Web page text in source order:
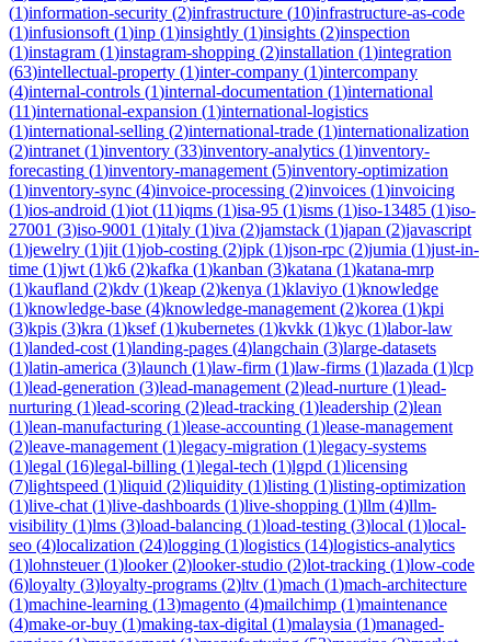
(1)information-security (2)infrastructure (10)infrastructure-as-code
(1)infusionsoft (1)inp (1)insightly (1)insights (2)inspection
(1)instagram (1)instagram-shopping (2)installation (1)integration
(63)intellectual-property (1)inter-company (1)intercompany
(4)internal-controls (1)internal-documentation (1)international
(11)international-expansion (1)international-logistics
(1)international-selling (2)international-trade (1)internationalization
(2)intranet (1)inventory (33)inventory-analytics (1)inventory-
forecasting (1)inventory-management (5)inventory-optimization
(1)inventory-sync (4)invoice-processing (2)invoices (1)invoicing
(1)ios-android (1)iot (11)iqms (1)isa-95 (1)isms (1)iso-13485 (1)iso-
27001 (3)iso-9001 (1)italy (1)iva (2)jamstack (1)japan (2)javascript
(1)jewelry (1)jit (1)job-costing (2)jpk (1)json-rpc (2)jumia (1)just-in-
time (1)jwt (1)k6 (2)kafka (1)kanban (3)katana (1)katana-mrp
(1)kaufland (2)kdv (1)keap (2)kenya (1)klaviyo (1)knowledge
(1)knowledge-base (4)knowledge-management (2)korea (1)kpi
(3)kpis (3)kra (1)ksef(1)kubernetes (1)kvkk (1)kyc (1)labor-law
(1)landed-cost (1)landing-pages (4)langchain (3)large-datasets
(1)latin-america (3)launch (1)law-firm (1)law-firms (1)lazada (1)lcp
(1)lead-generation (3)lead-management (2)lead-nurture (1)lead-
nurturing (1)lead-scoring (2)lead-tracking (1)leadership (2)lean
(1)lean-manufacturing (1)lease-accounting (1)lease-management
(2)leave-management (1)legacy-migration (1)legacy-systems
(1)legal (16)legal-billing (1)legal-tech (1)lgpd (1)licensing
(7)lightspeed (1)liquid (2)liquidity (1)listing (1)listing-optimization
(1)live-chat (1)live-dashboards (1)live-shopping (1)llm (4)llm-
visibility (1)lms (3)load-balancing (1)load-testing (3)local (1)local-
seo (4)localization (24)logging (1)logistics (14)logistics-analytics
(1)lohnsteuer(1)looker(2)looker-studio (2)lot-tracking (1)low-code
(6)loyalty (3)loyalty-programs (2)ltv (1)mach (1)mach-architecture
(1)machine-learning (13)magento (4)mailchimp (1)maintenance
(4)make-or-buy (1)making-tax-digital (1)malaysia (1)managed-